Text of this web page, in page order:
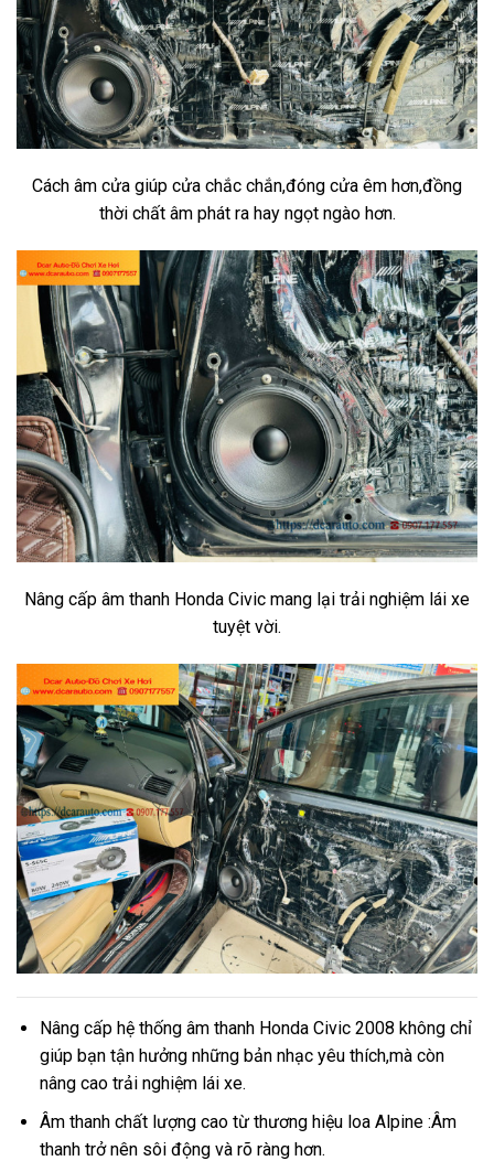
Cách âm cửa giúp cửa chắc chắn,đóng cửa êm hơn,đồng
thời chất âm phát ra hay ngọt ngào hơn.
Nâng cấp âm thanh Honda Civic mang lại trải nghiệm lái xe
tuyệt vời.
Nâng cấp hệ thống âm thanh Honda Civic 2008 không chỉ
giúp bạn tận hưởng những bản nhạc yêu thích,mà còn
nâng cao trải nghiệm lái xe.
Âm thanh chất lượng cao từ thương hiệu loa Alpine :Âm
thanh trở nên sôi động và rõ ràng hơn.